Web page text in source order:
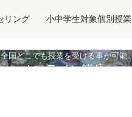
リング 小中学生対象個別授業
全国どこでも授業を受ける事が可能
オンライン講座